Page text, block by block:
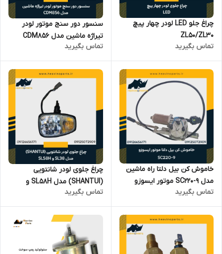
چراغ جلو LED لودر چهار پیچ
ZL50/ZL30
تماس بگیرید
سنسور دور سنج موتور لودر
تیراژه ماشین مدل CDM856
تماس بگیرید
خاموش کن بیل دلتا راه ماشین
مدل SC220-9 موتور ایسوزو
ISUZU
تماس بگیرید
چراغ جلوی لودر شانتویی
(SHANTUI) مدل SL58H و
SL38
تماس بگیرید